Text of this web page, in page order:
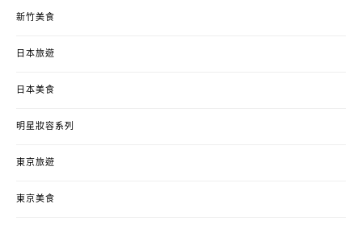
新竹美食
日本旅遊
日本美食
明星妝容系列
東京旅遊
東京美食